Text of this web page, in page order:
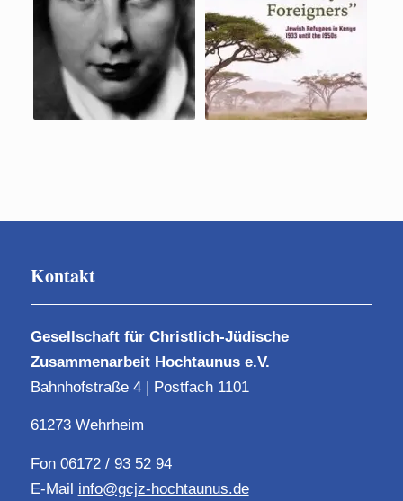
Kontakt
Gesellschaft für Christlich-Jüdische
Zusammenarbeit Hochtaunus e.V.
Bahnhofstraße 4 | Postfach 1101
61273 Wehrheim
Fon 06172 / 93 52 94
E-Mail info@gcjz-hochtaunus.de